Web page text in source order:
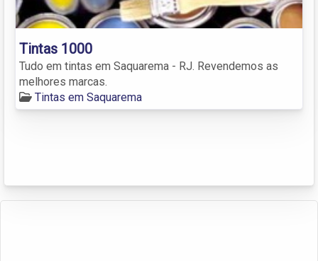
Tintas 1000
Tudo em tintas em Saquarema - RJ. Revendemos as
melhores marcas.
Tintas em Saquarema